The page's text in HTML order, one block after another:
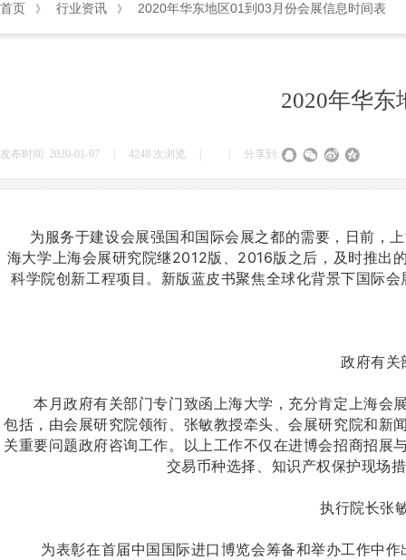
首页 》 行业资讯 》 2020年华东地区01到03月份会展信息时间表
2020年华东
发布时间: 2020-01-07 4248 次浏览 分享到:
为服务于建设会展强国和国际会展之都的需要，日前，
海大学上海会展研究院继2012版、2016版之后，及时推出
科学院创新工程项目。新版蓝皮书聚焦全球化背景下国际
政府有关部
本月政府有关部门专门致函上海大学，充分肯定上海会
包括，由会展研究院领衔、张敏教授牵头、会展研究院和新
关重要问题政府咨询工作。以上工作不仅在进博会招商招
交易币种选择、知识产权保护现场
执行院长张敏
为表彰在首届中国国际进口博览会筹备和举办工作中作